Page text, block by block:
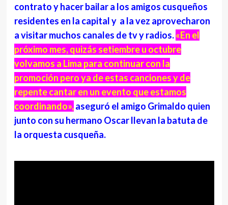
contrato y hacer bailar a los amigos cusqueños
residentes en la capital y a la vez aprovecharon
a visitar muchos canales de tv y radios.«En el
próximo mes, quizás setiembre u octubre
volvamos a Lima para continuar con la
promoción pero ya de estas canciones y de
repente cantar en un evento que estamos
coordinando»,aseguró el amigo Grimaldo quien
junto con su hermano Oscar llevan la batuta de
la orquesta cusqueña.